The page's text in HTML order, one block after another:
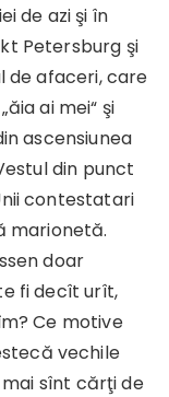
de azi şi în
Petersburg şi
de afaceri, care
ai mei“ şi
ascensiunea
din punct
contestatari
marionetă.
doar
fi decît urît,
Ce motive
vechile
sînt cărţi de